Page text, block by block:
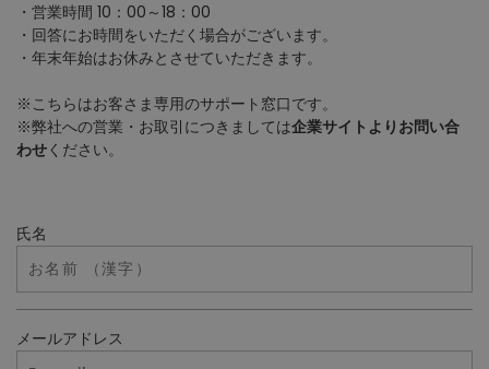
・営業時間 10：00～18：00
・回答にお時間をいただく場合がございます。
・年末年始はお休みとさせていただきます。
※こちらはお客さま専用のサポート窓口です。
※弊社への営業・お取引につきましては企業サイトよりお問い合
わせください。
氏名
メールアドレス